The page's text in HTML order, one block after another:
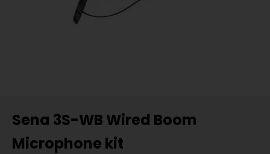
Sena 3S-WB Wired Boom
Microphone kit